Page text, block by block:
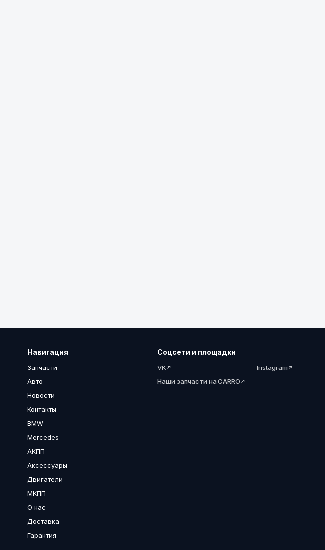
Навигация
Запчасти
Авто
Новости
Контакты
BMW
Mercedes
АКПП
Аксессуары
Двигатели
МКПП
О нас
Доставка
Гарантия
Соцсети и площадки
VK
Instagram
Наши запчасти на CARRO